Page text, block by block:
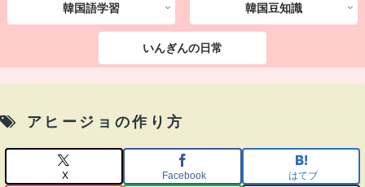
韓国語学習 韓国豆知識
いんぎんの日常
アヒージョの作り方
X Facebook はてブ